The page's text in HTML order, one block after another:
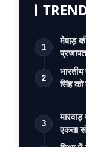
1
मेवाड़
प्रजापत
2
सिंह को
3
एकता